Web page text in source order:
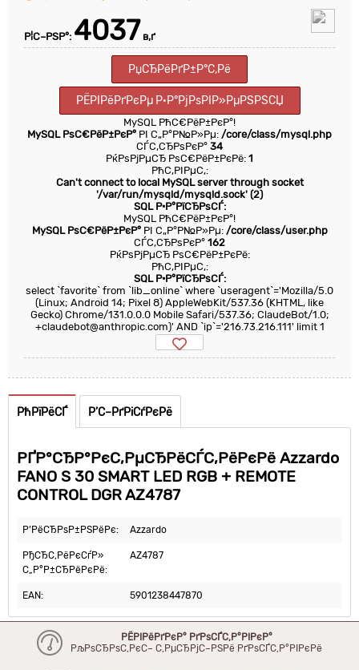
Р¦С–РЅР°: 4037 в‚ґ
РџСЂРёРґР±Р°С‚Рё
РЁРІРёРґРєРµ Р·Р°РјРѕРІР»РµРЅРЅСЏ
MySQL РћС€РёР±РєР°!
MySQL РѕС€РёР±РєР° РІ С„Р°Р№Р»Рµ: /core/class/mysql.php
СЃС‚СЂРѕРєР° 34
РќРѕРјРµСЂ РѕС€РёР±РєРё: 1
РћС‚РІРµС‚:
Can't connect to local MySQL server through socket
'/var/run/mysqld/mysqld.sock' (2)
SQL Р·Р°РїСЂРѕСЃ:
MySQL РћС€РёР±РєР°!
MySQL РѕС€РёР±РєР°РІ С„Р°Р№Р»Рµ: /core/class/user.php
СЃС‚СЂРѕРєР° 162
РќРѕРјРµСЂ РѕС€РёР±РєРё:
РћС‚РІРµС‚:
SQL Р·Р°РїСЂРѕСЃ:
select `favorite` from `lib_online` where `useragent`='Mozilla/5.0
(Linux; Android 14; Pixel 8) AppleWebKit/537.36 (KHTML, like
Gecko) Chrome/131.0.0.0 Mobile Safari/537.36; ClaudeBot/1.0;
+claudebot@anthropic.com)' AND `ip`='216.73.216.111' limit 1
РћРїРёСЃ Р’С–РґРіСѓРєРё
РҐР°СЂР°РєС‚РµСЂРёСЃС‚РёРєРё Azzardo
FANO S 30 SMART LED RGB + REMOTE
CONTROL DGR AZ4787
Р’РёСЂРѕР±РЅРёРє: Azzardo
РђСЂС‚РёРєСѓР»
С„Р°Р±СЂРёРєРё:
AZ4787
EAN: 5901238447870
РЁРІРёРґРєР° РґРѕСЃС‚Р°РІРєР°
РљРѕСЂРѕС‚РєС– С‚РµСЂРјС–РЅРё РґРѕСЃС‚Р°РІРєРё